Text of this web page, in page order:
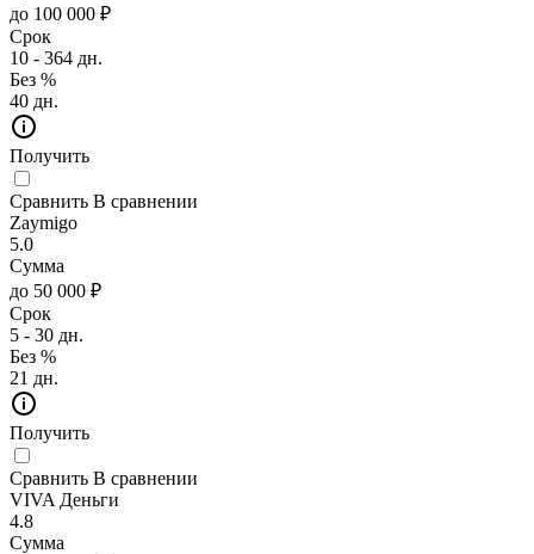
до 100 000 ₽
Срок
10 - 364 дн.
Без %
40 дн.
Получить
Сравнить В сравнении
Zaymigo
5.0
Сумма
до 50 000 ₽
Срок
5 - 30 дн.
Без %
21 дн.
Получить
Сравнить В сравнении
VIVA Деньги
4.8
Сумма